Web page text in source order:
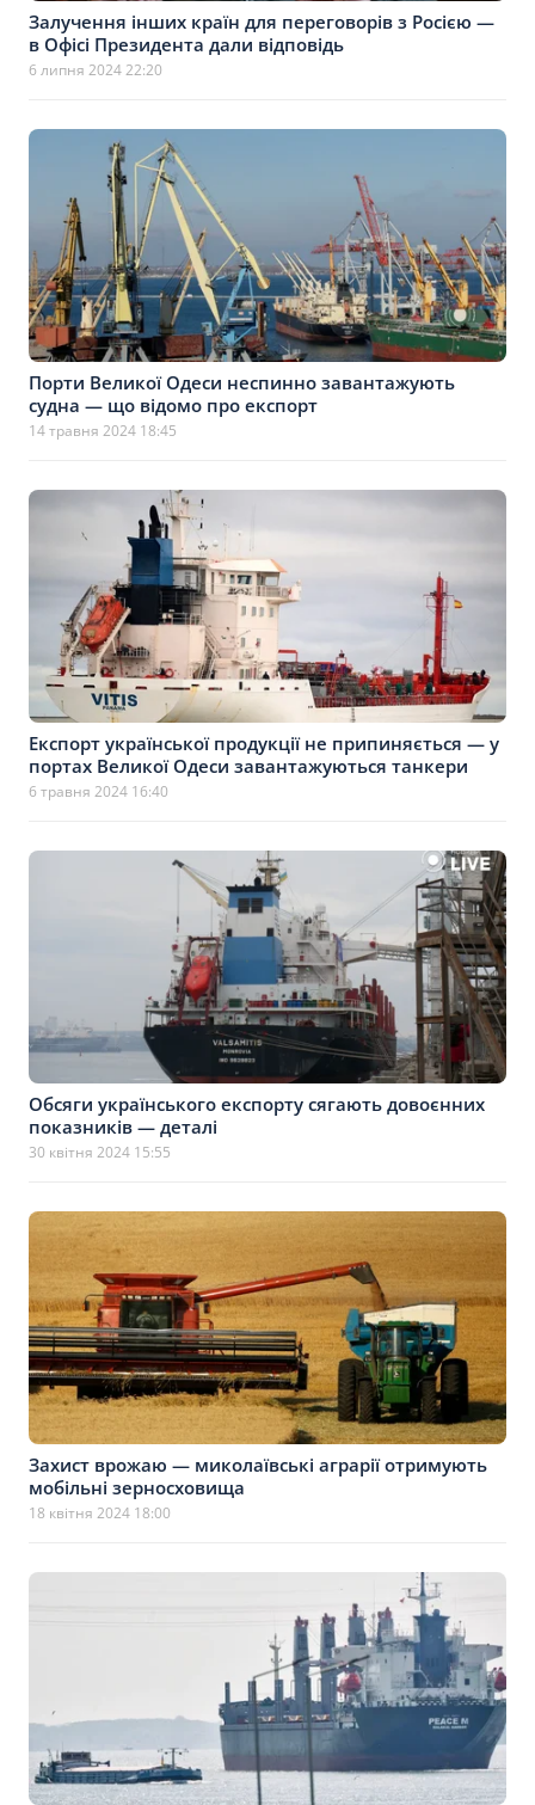
Залучення інших країн для переговорів з Росією —
в Офісі Президента дали відповідь
6 липня 2024 22:20
Порти Великої Одеси неспинно завантажують
судна — що відомо про експорт
14 травня 2024 18:45
Експорт української продукції не припиняється — у
портах Великої Одеси завантажуються танкери
6 травня 2024 16:40
Обсяги українського експорту сягають довоєнних
показників — деталі
30 квітня 2024 15:55
Захист врожаю — миколаївські аграрії отримують
мобільні зерносховища
18 квітня 2024 18:00